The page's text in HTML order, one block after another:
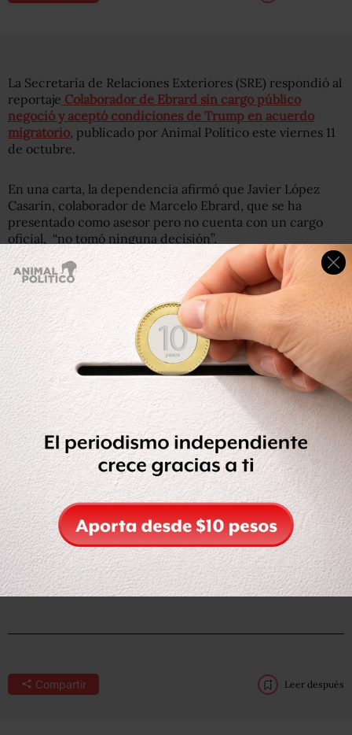
La Secretaría de Relaciones Exteriores (SRE) respondió al
reportaje Colaborador de Ebrard sin cargo público
negoció y aceptó condiciones de Trump en acuerdo
migratorio, publicado por Animal Político este viernes 11
de octubre.
En una carta, la dependencia afirmó que Javier López
Casarín, colaborador de Marcelo Ebrard, que se ha
presentado como asesor pero no cuenta con un cargo
oficial, “no tomó ninguna decisión”.
Aquí la carta completa:
Carta de SRE a Animal Político
Compartir Leer después